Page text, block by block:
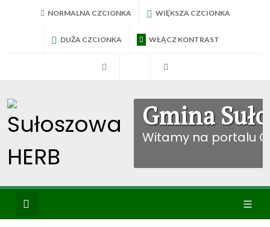
NORMALNA CZCIONKA WIĘKSZA CZCIONKA
DUŻA CZCIONKA WŁĄCZ KONTRAST
BIP Sułoszowa
Gmina
Witamy na portalu
Wyszukiwanie
Ikona